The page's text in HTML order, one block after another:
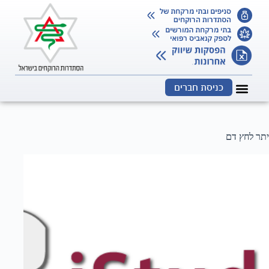
כניסת חברים
יתר לחץ דם